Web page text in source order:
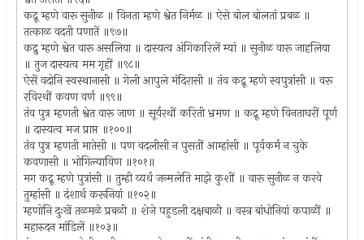
कद्रू म्हणे वारू सुनीळ ॥ विनता म्हणे श्वेत निर्मळ ॥ ऐसे बोल बोलतां प्रबळ ॥
तत्काळ वदती पणातें ॥९७॥
कद्रु म्हणे श्वेत वारू असलिया ॥ दास्यत्व अंगिकारिलें म्यां ॥ सुनीळ वारू जाहलिया
॥ तुज दास्यत्व मम गृहीं ॥९८॥
ऐसें वदोनि स्वस्थानासी ॥ गेली आपुले मंदिरासी ॥ तंव कद्रू म्हणे स्वपुत्रांसी ॥ वरू
रविरथीं कवण वर्ण ॥९९॥
तंव पुत्र म्हणती श्वेत वारू जाण ॥ सूर्यरथीं करिती भ्रमण ॥ कद्रू म्हणे विनताघरीं पूर्ण
॥ दास्यत्व मज प्राप्त ॥१००॥
तंव पुत्र म्हणती मातेसी ॥ पण वदलीसी न पुसतीं आम्हांसी ॥ पूर्वकर्म न चुके
कवणासी ॥ भोगिल्याविण ॥१०१॥
मग कद्रू म्हणे पुत्रांसी ॥ तुम्ही व्यर्थ जन्मलेति माझे कुशीं ॥ वारू सुनीळ न करवे
तुम्हांसी ॥ दंशार्थ करूनियां ॥१०२॥
म्हणोनि दुःखें तळमळे प्रबळी ॥ शेजे पहुडली दक्षबाळी ॥ वस्त्र बांधोनियां कपाळीं ॥
महारुदन मांडिलें ॥१०३॥